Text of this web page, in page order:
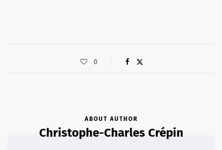
0
ABOUT AUTHOR
Christophe-Charles Crépin